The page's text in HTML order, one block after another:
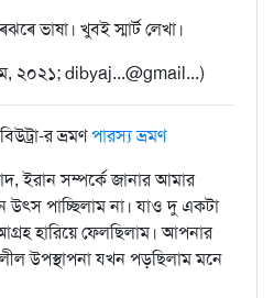
ভাষা। খুবই স্মাৰ্ট লেখা।
২০২১; dibyaj...@gmail...)
র ভ্রমণপারস্য ভ্রমণ
ইরান সম্পর্কে জানার আমার
পাচ্ছিলাম না। যাও দু একটা
হারিয়ে ফেলছিলাম। আপনার
উপস্থাপনা যখন পড়ছিলাম মনে